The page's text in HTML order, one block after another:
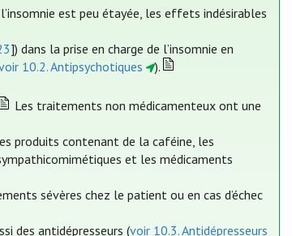
est peu étayée, les effets indésirables
]) dans la prise en charge de l’insomnie en
10.2. Antipsychotiques
).
Les traitements non médicamenteux ont une
produits contenant de la caféine, les
et les médicaments
sévères chez le patient ou en cas d’échec
des antidépresseurs (voir 10.3. Antidépresseurs